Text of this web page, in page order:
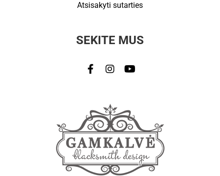
Atsisakyti sutarties
SEKITE MUS